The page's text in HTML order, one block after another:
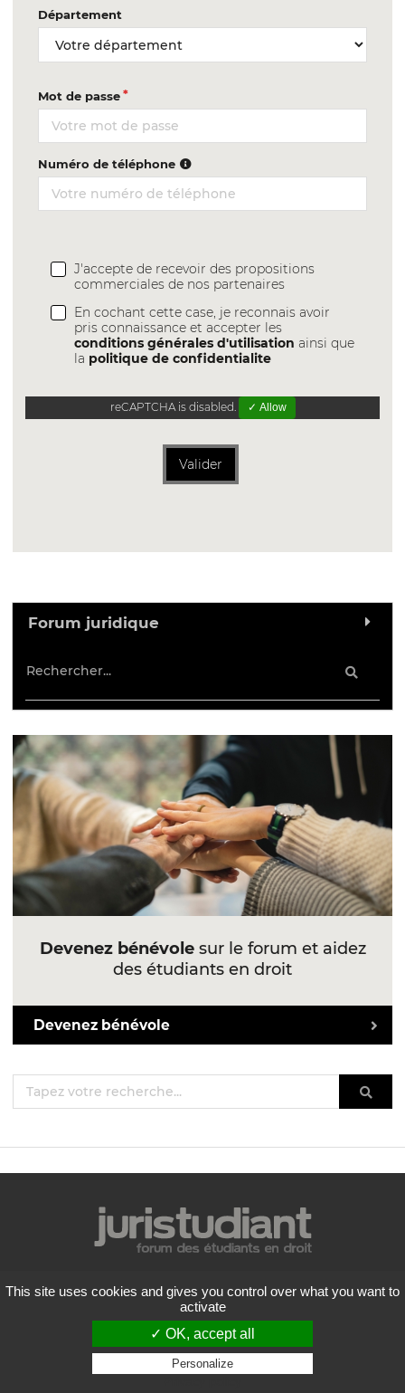
Département
Mot de passe
Numéro de téléphone
J'accepte de recevoir des propositions
commerciales de nos partenaires
En cochant cette case, je reconnais avoir
pris connaissance et accepter les
conditions générales d'utilisation ainsi que
la politique de confidentialite
reCAPTCHA is disabled. ✓ Allow
Valider
Forum juridique
Devenez bénévolesur le forum et aidez
des étudiants en droit
Devenez bénévole
Mentions légales
Politique de confidentialité
Conditions générales d'utilisation
Liste des forums
Contactez-nous
This site uses cookies and gives you control over what you want to
activate
✓ OK, accept all
Personalize